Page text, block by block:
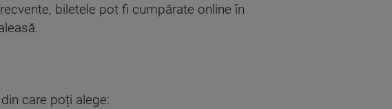
biletele pot fi cumpărate online în
care poți alege: